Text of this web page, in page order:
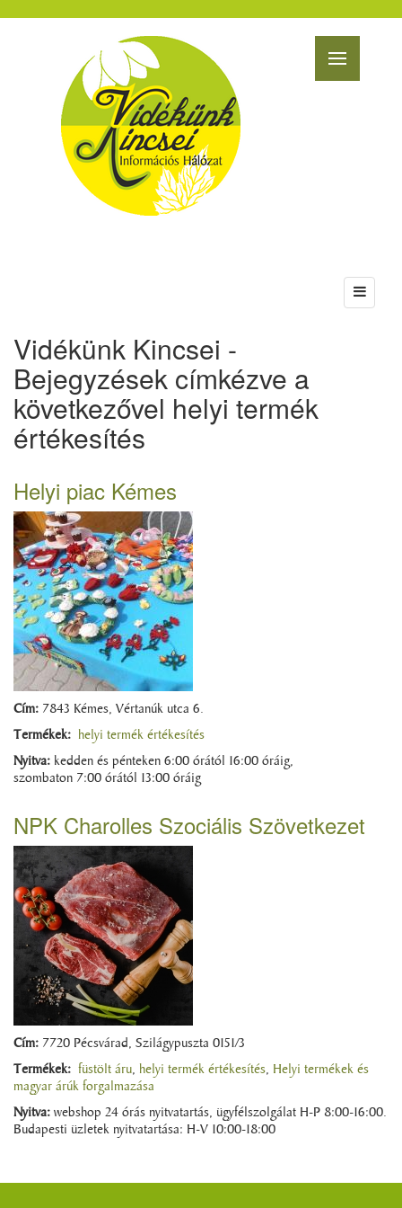
Vidékünk Kincsei -
Bejegyzések címkézve a
következővel helyi termék
értékesítés
Helyi piac Kémes
Cím: 7843 Kémes, Vértanúk utca 6.
Termékek: helyi termék értékesítés
Nyitva: kedden és pénteken 6:00 órától 16:00 óráig,
szombaton 7:00 órától 13:00 óráig
NPK Charolles Szociális Szövetkezet
Cím: 7720 Pécsvárad, Szilágypuszta 0151/3
Termékek: füstölt áru, helyi termék értékesítés, Helyi termékek és
magyar árúk forgalmazása
Nyitva: webshop 24 órás nyitvatartás, ügyfélszolgálat H-P 8:00-16:00.
Budapesti üzletek nyitvatartása: H-V 10:00-18:00